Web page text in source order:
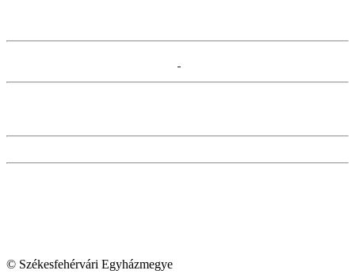
© Székesfehérvári Egyházmegye